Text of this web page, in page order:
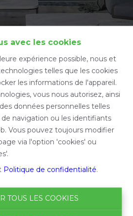
avec les cookies
expérience possible, nous et
telles que les cookies
les informations de l'appareil.
vous nous autorisez, ainsi
données personnelles telles
navigation ou les identifiants
Vous pouvez toujours modifier
via l'option 'cookies' ou
Politique de confidentialité.
TOUS LES COOKIES